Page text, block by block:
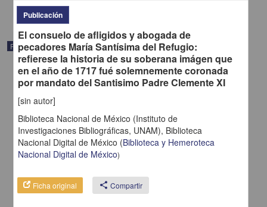
Publicación
Publicación
El consuelo de afligidos y abogada de
pecadores María Santísima del Refugio:
refierese la historia de su soberana imágen que
en el año de 1717 fué solemnemente coronada
por mandato del Santisimo Padre Clemente XI
[sin autor]
Biblioteca Nacional de México (Instituto de
Investigaciones Bibliográficas, UNAM), Biblioteca
Nacional Digital de México (Biblioteca y Hemeroteca
Nacional Digital de México)
Ficha original share Compartir